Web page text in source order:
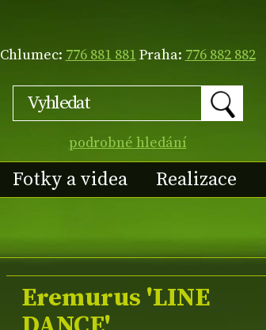
Chlumec: 776 881 881Praha: 776 882 882
podrobné hledání
Fotky a videa Realizace
Eremurus 'LINE